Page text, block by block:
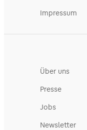
Impressum
Über uns
Presse
Jobs
Newsletter